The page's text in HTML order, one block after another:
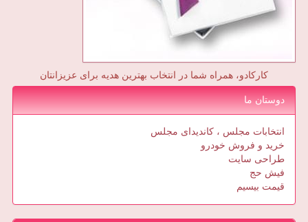
کارکادو، همراه شما در انتخاب بهترین هدیه برای عزیزانتان
دوستان ما
انتخابات مجلس ، کاندیدای مجلس
خرید و فروش خودرو
طراحی سایت
فیش حج
قیمت بیسیم